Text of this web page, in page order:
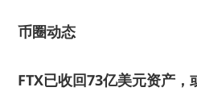
币圈动态
FTX已收回73亿美元资产